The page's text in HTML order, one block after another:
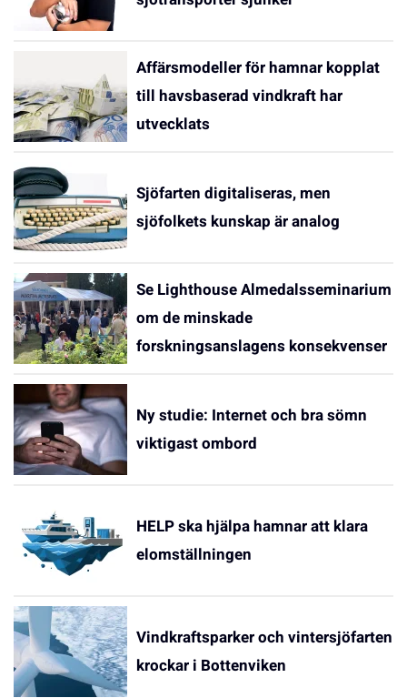
Affärsmodeller för hamnar kopplat
till havsbaserad vindkraft har
utvecklats
Sjöfarten digitaliseras, men
sjöfolkets kunskap är analog
Se Lighthouse Almedalsseminarium
om de minskade
forskningsanslagens konsekvenser
Ny studie: Internet och bra sömn
viktigast ombord
HELP ska hjälpa hamnar att klara
elomställningen
Vindkraftsparker och vintersjöfarten
krockar i Bottenviken